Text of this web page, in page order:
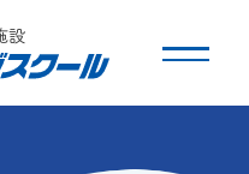
設